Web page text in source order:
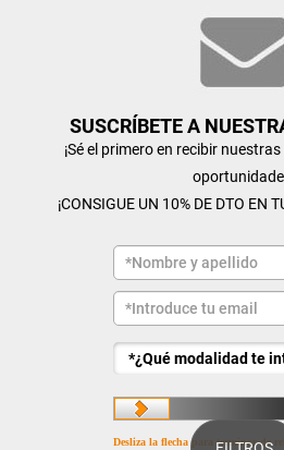
SUSCRÍBETE A
¡Sé el primero en recibir
¡CONSIGUE UN 10% DE DTO EN
Desliza la flecha para terminar de